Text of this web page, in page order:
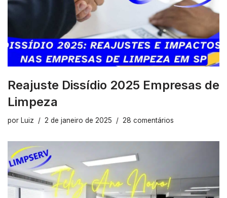
Reajuste Dissídio 2025 Empresas de
Limpeza
por Luiz 2 de janeiro de 2025 28 comentários